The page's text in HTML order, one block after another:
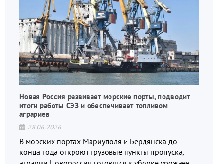
Новая Россия развивает морские порты, подводит
итоги работы СЭЗ и обеспечивает топливом
аграриев
28.06.2026
В морских портах Мариуполя и Бердянска до
конца года откроют грузовые пункты пропуска,